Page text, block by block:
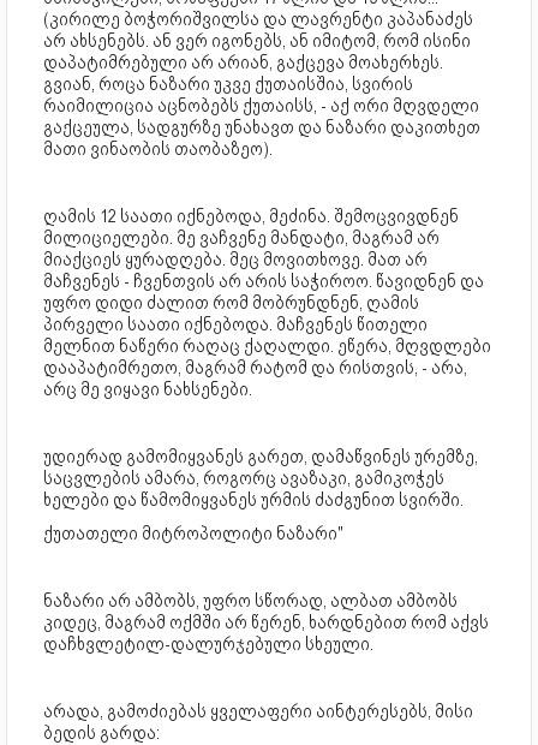
(კირილე ბოჭორიშვილსა და ლავრენტი კაპანაძეს
არ ახსენებს. ან ვერ იგონებს, ან იმიტომ, რომ ისინი
დაპატიმრებული არ არიან, გაქცევა მოახერხეს.
გვიან, როცა ნაზარი უკვე ქუთაისშია, სვირის
რაიმილიცია აცნობებს ქუთაისს, - აქ ორი მღვდელი
გაქცეულა, სადგურზე უნახავთ და ნაზარი დაკითხეთ
მათი ვინაობის თაობაზეო).
ღამის 12 საათი იქნებოდა, მეძინა. შემოცვივდნენ
მილიციელები. მე ვაჩვენე მანდატი, მაგრამ არ
მიაქციეს ყურადღება. მეც მოვითხოვე. მათ არ
მაჩვენეს - ჩვენთვის არ არის საჭიროო. წავიდნენ და
უფრო დიდი ძალით რომ მობრუნდნენ, ღამის
პირველი საათი იქნებოდა. მაჩვენეს წითელი
მელნით ნაწერი რაღაც ქაღალდი. ეწერა, მღვდლები
დააპატიმრეთო, მაგრამ რატომ და რისთვის, - არა,
არც მე ვიყავი ნახსენები.
უდიერად გამომიყვანეს გარეთ, დამაწვინეს ურემზე,
საცვლების ამარა, როგორც ავაზაკი, გამიკოჭეს
ხელები და წამომიყვანეს ურმის ძაძგუნით სვირში.
ქუთათელი მიტროპოლიტი ნაზარი"
ნაზარი არ ამბობს, უფრო სწორად, ალბათ ამბობს
კიდეც, მაგრამ ოქმში არ წერენ, ხარდნებით რომ აქვს
დაჩხვლეტილ-დალურჯებული სხეული.
არადა, გამოძიებას ყველაფერი აინტერესებს, მისი
ბედის გარდა: